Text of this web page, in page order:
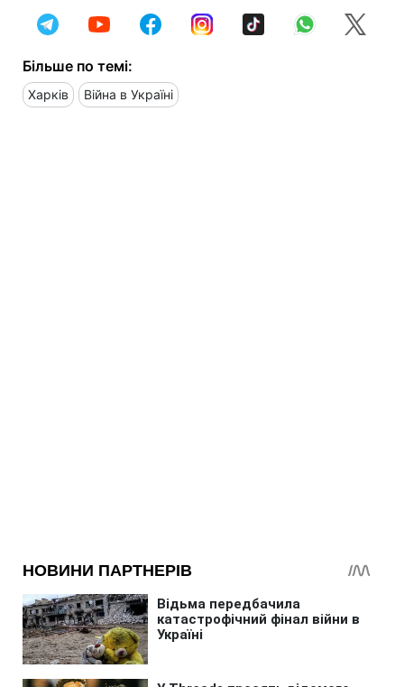
Більше по темі:
Харків Війна в Україні